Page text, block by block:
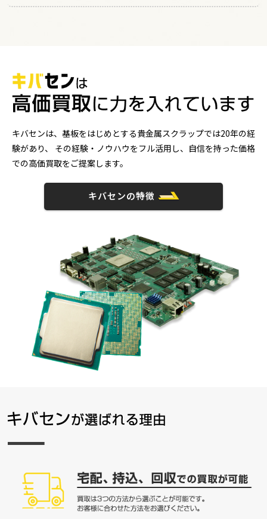
キバセンは、基板をはじめとする貴金属スクラップでは20年の経
験があり、
その経験・ノウハウをフル活用し、自信を持った価格
での高価買取をご提案します。
キバセンの特徴